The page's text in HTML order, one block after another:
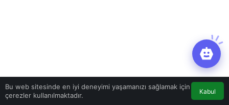
Bu web sitesinde en iyi deneyimi yaşamanızı sağlamak için
çerezler kullanılmaktadır.
Kabul